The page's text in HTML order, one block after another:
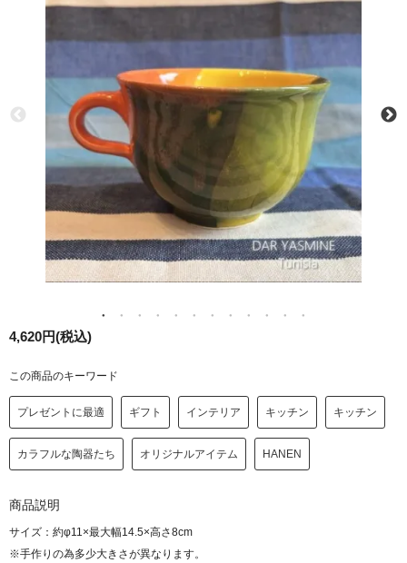
4,620円(税込)
この商品のキーワード
プレゼントに最適 ギフト インテリア キッチン キッチン
カラフルな陶器たち オリジナルアイテム HANEN
商品説明
サイズ：約φ11×最大幅14.5×高さ8cm
※手作りの為多少大きさが異なります。